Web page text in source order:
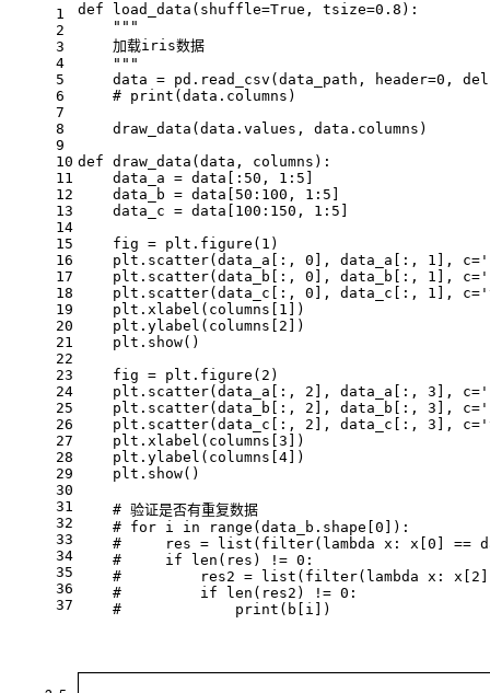
1
2
3
4
5
6
7
8
9
10
11
12
13
14
15
16
17
18
19
20
21
22
23
24
25
26
27
28
29
30
31
32
33
34
35
36
37
def load_data(shuffle=True, tsize=0.8):
    """
    加载iris数据
    """
data = pd.read_csv(data_path, header=0,
    # print(data.columns)
    draw_data(data.values, data.columns)
def draw_data(data, columns):
    data_a = data[:50, 1:5]
    data_b = data[50:100, 1:5]
    data_c = data[100:150, 1:5]
    fig = plt.figure(1)
plt.scatter(data_a[:, 0], data_a[:, 1],
plt.scatter(data_b[:, 0], data_b[:, 1],
plt.scatter(data_c[:, 0], data_c[:, 1],
    plt.xlabel(columns[1])
    plt.ylabel(columns[2])
    plt.show()
    fig = plt.figure(2)
plt.scatter(data_a[:, 2], data_a[:, 3],
plt.scatter(data_b[:, 2], data_b[:, 3],
plt.scatter(data_c[:, 2], data_c[:, 3],
    plt.xlabel(columns[3])
    plt.ylabel(columns[4])
    plt.show()
    # 验证是否有重复数据
    # for i in range(data_b.shape[0]):
#     res = list(filter(lambda x: x[0] ==
    #     if len(res) != 0:
#         res2 = list(filter(lambda x:
    #         if len(res2) != 0:
    #             print(b[i])